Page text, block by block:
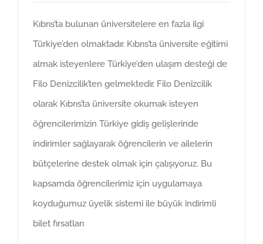
Kıbrıs’ta bulunan üniversitelere en fazla ilgi
Türkiye’den olmaktadır. Kıbrıs’ta üniversite eğitimi
almak isteyenlere Türkiye’den ulaşım desteği de
Filo Denizcilik’ten gelmektedir. Filo Denizcilik
olarak Kıbrıs’ta üniversite okumak isteyen
öğrencilerimizin Türkiye gidiş gelişlerinde
indirimler sağlayarak öğrencilerin ve ailelerin
bütçelerine destek olmak için çalışıyoruz. Bu
kapsamda öğrencilerimiz için uygulamaya
koyduğumuz üyelik sistemi ile büyük indirimli
bilet fırsatları